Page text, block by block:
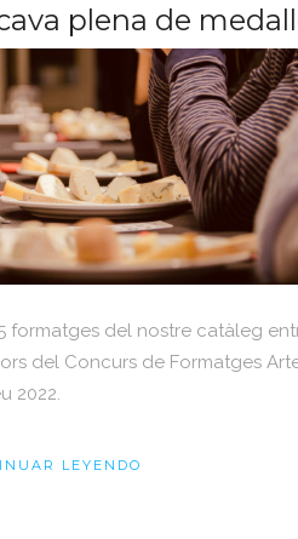
plena de
formatges del nostre catàleg
del Concurs de Formatges
2022.
LEYENDO